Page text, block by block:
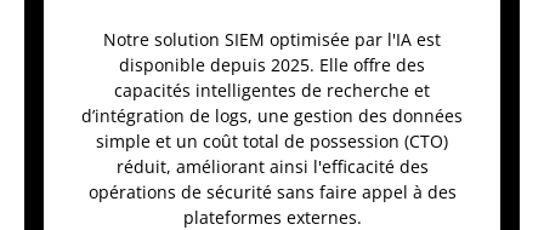
Notre solution SIEM optimisée par l'IA est
disponible depuis 2025. Elle offre des
capacités intelligentes de recherche et
d’intégration de logs, une gestion des données
simple et un coût total de possession (CTO)
réduit, améliorant ainsi l'efficacité des
opérations de sécurité sans faire appel à des
plateformes externes.